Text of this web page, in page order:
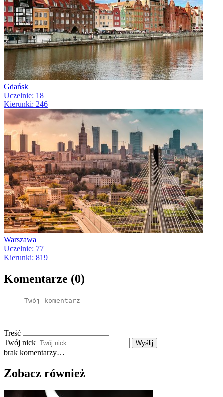
Gdańsk
Uczelnie: 18
Kierunki: 246
Warszawa
Uczelnie: 77
Kierunki: 819
Komentarze (0)
Treść
Twój nick
Wyślij
brak komentarzy…
Zobacz również